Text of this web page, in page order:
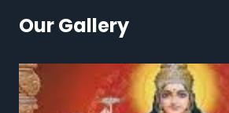
Our Gallery